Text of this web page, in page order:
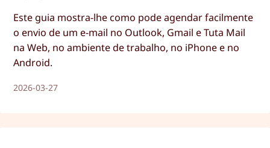
Este guia mostra-lhe como pode agendar facilmente
o envio de um e-mail no Outlook, Gmail e Tuta Mail
na Web, no ambiente de trabalho, no iPhone e no
Android.
2026-03-27